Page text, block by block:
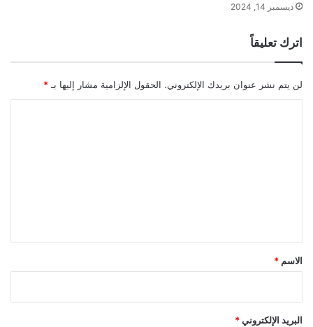
ديسمبر 14, 2024
اترك تعليقاً
لن يتم نشر عنوان بريدك الإلكتروني. الحقول الإلزامية مشار إليها بـ *
*
الاسم *
البريد الإلكتروني *